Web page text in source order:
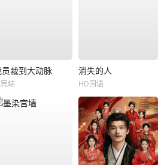
员裁到大动脉
结
消失的人
HD国语